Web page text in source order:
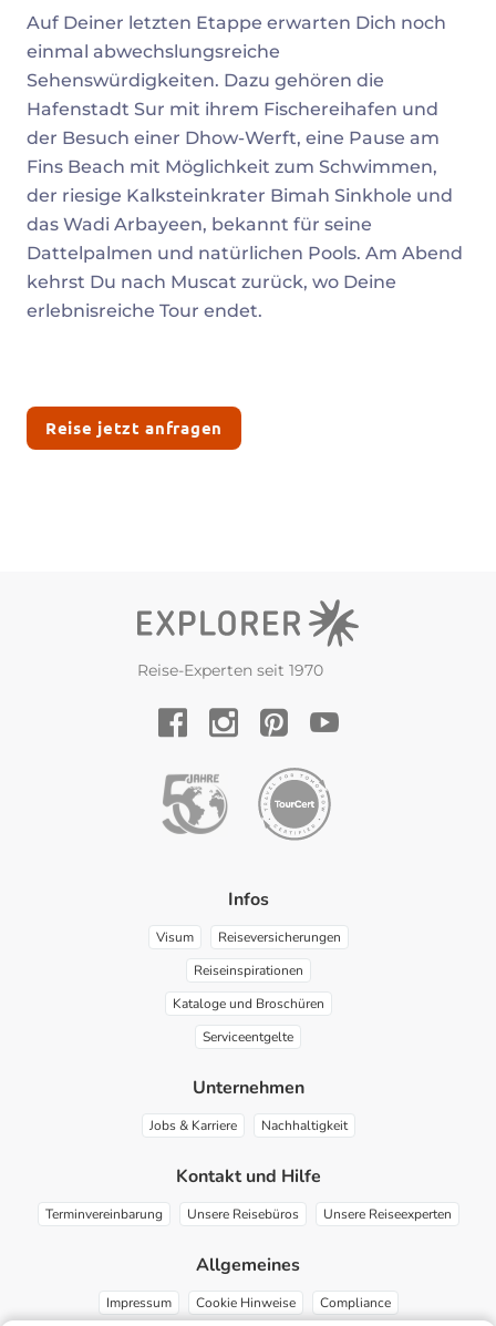
Auf Deiner letzten Etappe erwarten Dich noch
einmal abwechslungsreiche
Sehenswürdigkeiten. Dazu gehören die
Hafenstadt Sur mit ihrem Fischereihafen und
der Besuch einer Dhow-Werft, eine Pause am
Fins Beach mit Möglichkeit zum Schwimmen,
der riesige Kalksteinkrater Bimah Sinkhole und
das Wadi Arbayeen, bekannt für seine
Dattelpalmen und natürlichen Pools. Am Abend
kehrst Du nach Muscat zurück, wo Deine
erlebnisreiche Tour endet.
Reise jetzt anfragen
Reise-Experten seit 1970
Infos
Visum
Reiseversicherungen
Reiseinspirationen
Kataloge und Broschüren
Serviceentgelte
Unternehmen
Jobs & Karriere Nachhaltigkeit
Kontakt und Hilfe
Terminvereinbarung Unsere Reisebüros Unsere Reiseexperten
Allgemeines
Impressum Cookie Hinweise Compliance